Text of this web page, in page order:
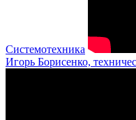
Системотехника
Игорь Борисенко,